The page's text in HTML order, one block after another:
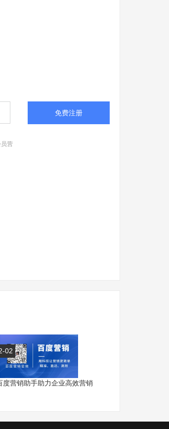
免费注册
营
02
度营销助手助力企业高效营销